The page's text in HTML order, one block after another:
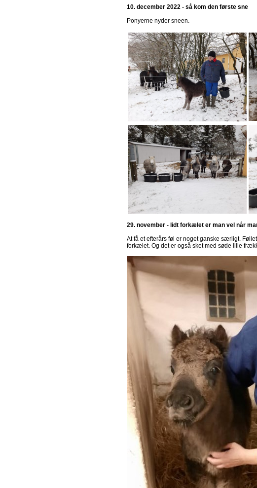
10. december 2022 - så kom den første sne
Ponyerne nyder sneen.
29. november - lidt forkælet er man vel når
At få et efterårs føl er noget ganske særligt.
forkælet. Og det er også sket med søde lille